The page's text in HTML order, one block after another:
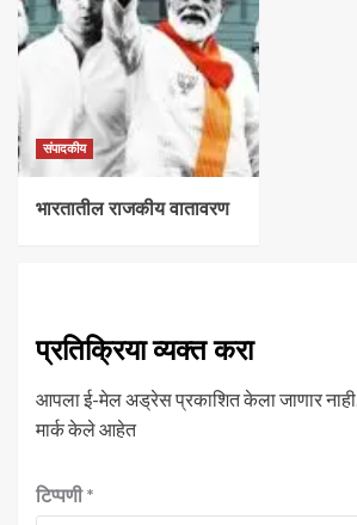
संपादकीय
भारतातील राजकीय वातावरण
प्रतिक्रिया व्यक्त करा
आपला ई-मेल अड्रेस प्रकाशित केला जाणार नाही.
मार्क केले आहेत
टिप्पणी*